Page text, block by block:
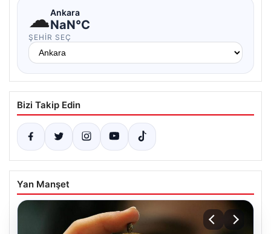
☁Ankara
NaN°C
ŞEHIR SEÇ
Bizi Takip Edin
Yan Manşet